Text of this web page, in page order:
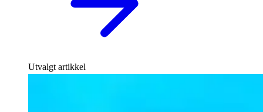
Utvalgt artikkel